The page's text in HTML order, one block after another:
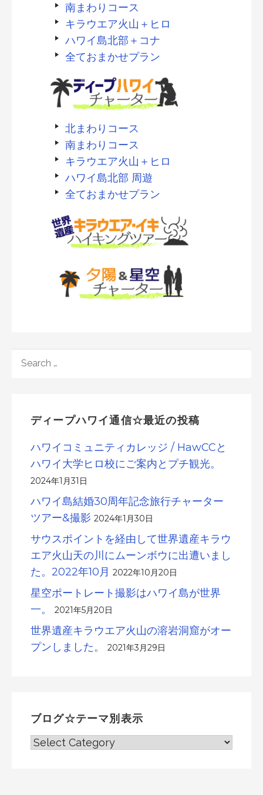
南まわりコース
キラウエア火山＋ヒロ
ハワイ島北部＋コナ
全ておまかせプラン
北まわりコース
南まわりコース
キラウエア火山＋ヒロ
ハワイ島北部 周遊
全ておまかせプラン
FOR:
ディープハワイ通信☆最近の投稿
ハワイコミュニティカレッジ / HawCCと
ハワイ大学ヒロ校にご案内とプチ観光。
2024年1月31日
ハワイ島結婚30周年記念旅行チャーター
ツアー&撮影 2024年1月30日
サウスポイントを経由して世界遺産キラウ
エア火山天の川にムーンボウに出遭いまし
た。2022年10月 2022年10月20日
星空ポートレート撮影はハワイ島が世界
一。
2021年5月20日
世界遺産キラウエア火山の溶岩洞窟がオー
プンしました。
2021年3月29日
ブログ☆テーマ別表示
ブ